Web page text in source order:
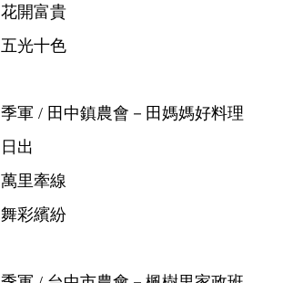
花開富貴
五光十色
季軍 / 田中鎮農會－田媽媽好料理
日出
萬里牽線
舞彩繽紛